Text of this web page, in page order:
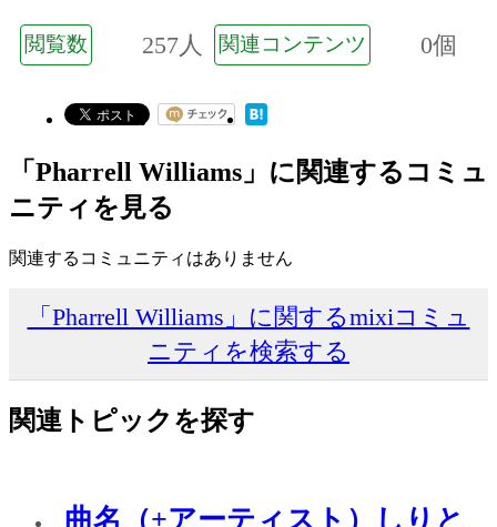
閲覧数 257人 関連コンテンツ 0個
「Pharrell Williams」に関連するコミュ
ニティを見る
関連するコミュニティはありません
「Pharrell Williams」に関するmixiコミュ
ニティを検索する
関連トピックを探す
曲名（+アーティスト）しりと